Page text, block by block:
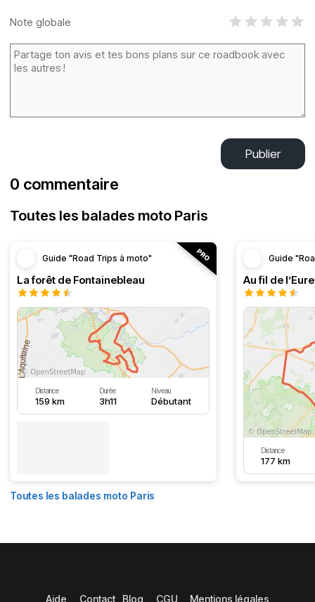
Note globale
Publier
0 commentaire
Toutes les balades moto Paris
Guide "Road Trips à moto"
La forêt de Fontainebleau
Distance
159 km
Durée
3h11
Niveau
Débutant
Guide
Au fil de l’Eure
Distance
177 km
Toutes les balades moto Paris
Aide Contact Blog CGU Mentions légales